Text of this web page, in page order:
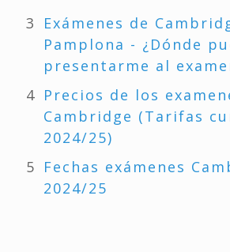
Exámenes de
Pamplona - ¿Dónde
presentarme al
Precios de los
Cambridge (Tarifas
2024/25)
Fechas exámenes
2024/25